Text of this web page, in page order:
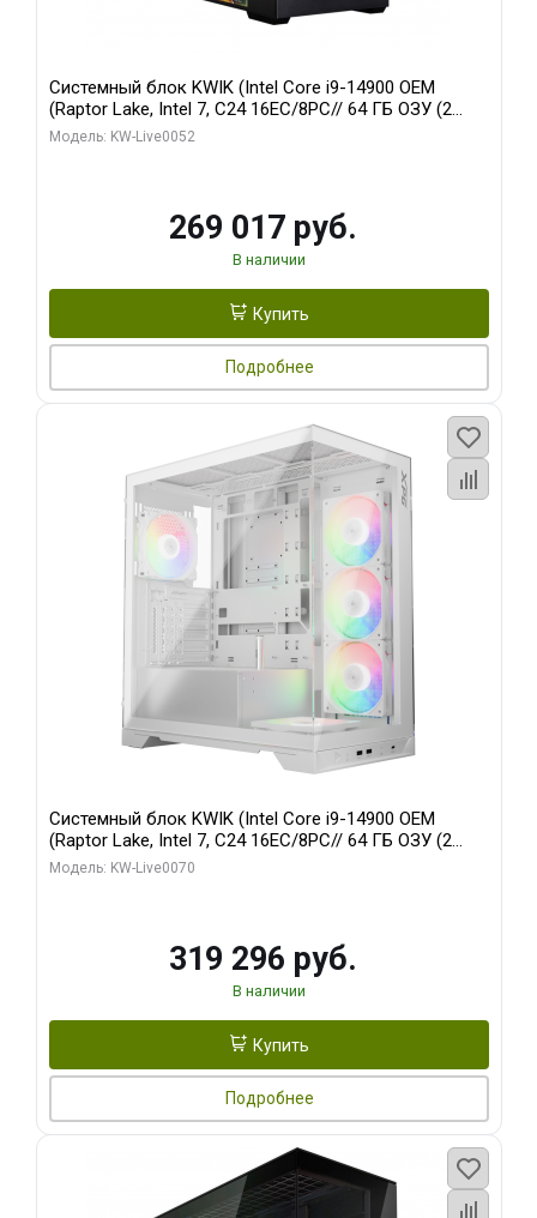
Системный блок KWIK (Intel Core i9-14900 OEM
(Raptor Lake, Intel 7, C24 16EC/8PC// 64 ГБ ОЗУ (2
модуля)/ Palit RTX5080 GAMINGPRO OC 16GB GDDR7
Модель: KW-Live0052
269 017 руб.
В наличии
Купить
Подробнее
Системный блок KWIK (Intel Core i9-14900 OEM
(Raptor Lake, Intel 7, C24 16EC/8PC// 64 ГБ ОЗУ (2
модуля)/ Gigabyte RTX5080 XTREME WATERFORCE
Модель: KW-Live0070
319 296 руб.
В наличии
Купить
Подробнее